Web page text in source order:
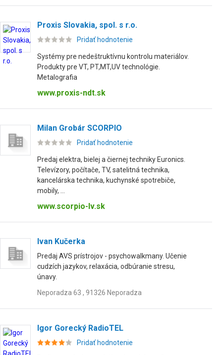
Proxis Slovakia, spol. s r.o.
Pridať hodnotenie
Systémy pre nedeštruktívnu kontrolu materiálov.
Produkty pre VT, PT,MT,UV technológie.
Metalografia
www.proxis-ndt.sk
Milan Grobár SCORPIO
Pridať hodnotenie
Predaj elektra, bielej a čiernej techniky Euronics.
Televízory, počítače, TV, satelitná technika,
kancelárska technika, kuchynské spotrebiče,
mobily, ...
www.scorpio-lv.sk
Ivan Kučerka
Predaj AVS prístrojov - psychowalkmany. Učenie
cudzích jazykov, relaxácia, odbúranie stresu,
únavy.
Neporadza 63 , 91326 Neporadza
Igor Gorecký RadioTEL
Pridať hodnotenie